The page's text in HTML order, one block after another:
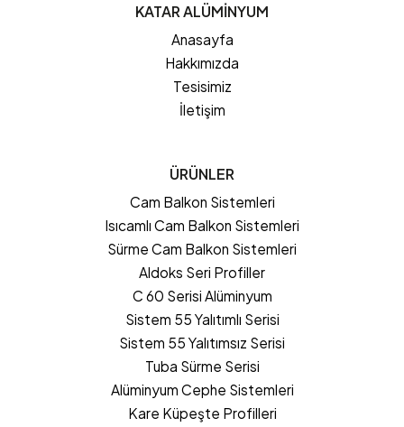
KATAR ALÜMİNYUM
Anasayfa
Hakkımızda
Tesisimiz
İletişim
ÜRÜNLER
Cam Balkon Sistemleri
Isıcamlı Cam Balkon Sistemleri
Sürme Cam Balkon Sistemleri
Aldoks Seri Profiller
C 60 Serisi Alüminyum
Sistem 55 Yalıtımlı Serisi
Sistem 55 Yalıtımsız Serisi
Tuba Sürme Serisi
Alüminyum Cephe Sistemleri
Kare Küpeşte Profilleri